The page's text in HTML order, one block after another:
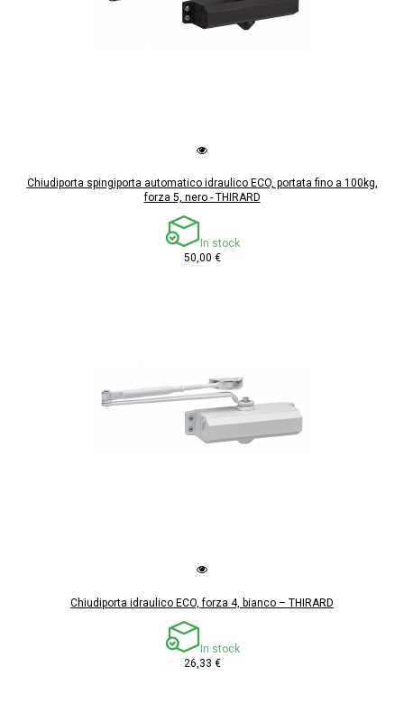
Chiudiporta spingiporta automatico idraulico ECO, portata fino a 100kg,
forza 5, nero - THIRARD
In stock
50,00 €
Chiudiporta idraulico ECO, forza 4, bianco – THIRARD
In stock
26,33 €